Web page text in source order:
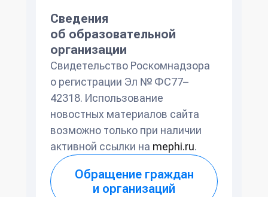
Сведения
об образовательной
организации
Свидетельство Роскомнадзора
о регистрации Эл № ФС77–
42318. Использование
новостных материалов сайта
возможно только при наличии
активной ссылки на mephi.ru.
Обращение граждан
и организаций